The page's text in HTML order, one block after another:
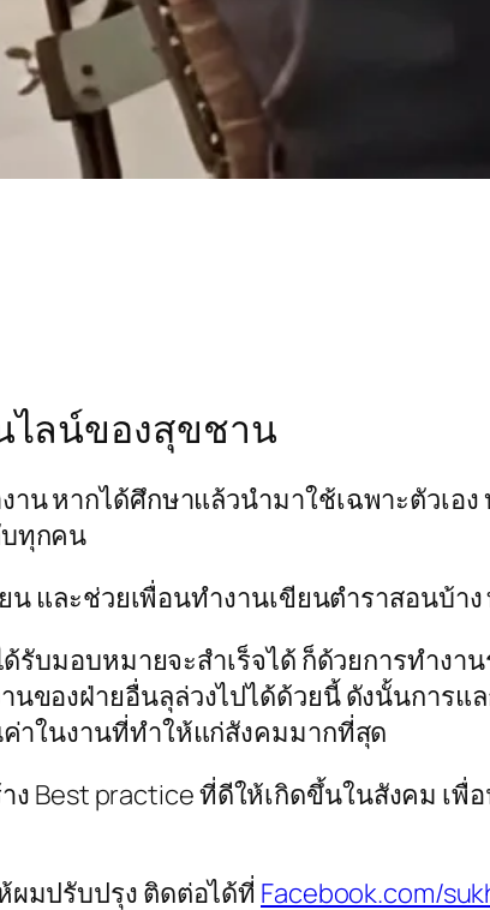
ไลน์ของสุขชาน
น หากได้ศึกษาแล้วนำมาใช้เฉพาะตัวเอง
บทุกคน
น และช่วยเพื่อนทำงานเขียนตำราสอนบ้า
บมอบหมายจะสำเร็จได้ ก็ด้วยการทำง
องฝ่ายอื่นลุล่วงไปได้ด้วยนี้ ดังนั้นการแ
าในงานที่ทำให้แก่สังคมมากที่สุด
Best practice ที่ดีให้เกิดขึ้นในสังคม เ
มปรับปรุง ติดต่อได้ที่ Facebook.com/